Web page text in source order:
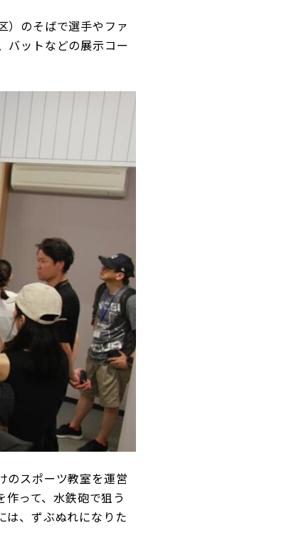
）のそばで選手やファ
バットなどの展示コー
のスポーツ教室を運営
って、水鉄砲で狙う
は、ずぶぬれになりた